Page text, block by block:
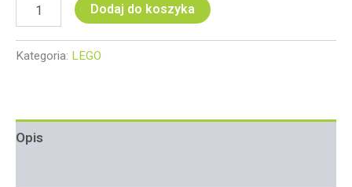
Dodaj do koszyka
Kategoria: LEGO
Opis